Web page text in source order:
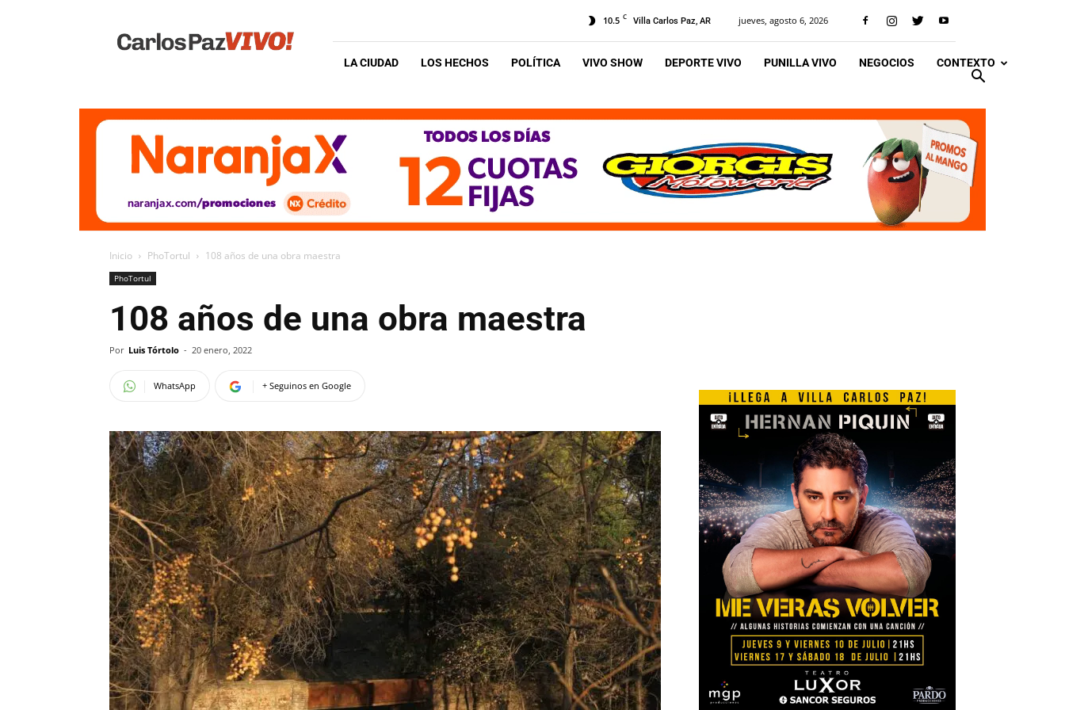
Vivo
10.5 C Villa Carlos Paz, AR jueves, agosto 6, 2026
LA CIUDAD LOS HECHOS POLÍTICA VIVO SHOW DEPORTE VIVO PUNILLA VIVO NEGOCIOS CONTEXTO
Inicio PhoTortul 108 años de una obra maestra
PhoTortul
108 años de una obra maestra
Por Luis Tórtolo - 20 enero, 2022
WhatsApp + Seguinos en Google